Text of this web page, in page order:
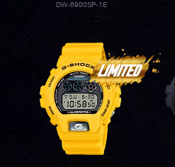
DW-6900SP-1E